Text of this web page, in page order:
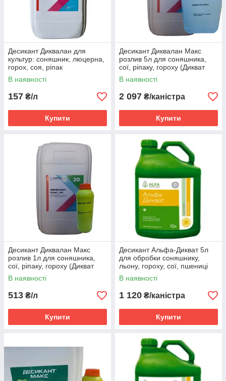
Десикант Диквалан для
культур: соняшник, люцерна,
горох, соя, ріпак
В наявності
157 ₴/л
Купити
Десикант Диквалан Макс
розлив 5л для соняшника,
сої, ріпаку, гороху (Дикват
дибромід, 374 г/л)
В наявності
2 097 ₴/каністра
Купити
Десикант Диквалан Макс
розлив 1л для соняшника,
сої, ріпаку, гороху (Дикват
дибромід, 374 г/л)
В наявності
513 ₴/л
Купити
Десикант Альфа-Дикват 5л
для обробки соняшнику,
льону, гороху, сої, пшениці
В наявності
1 120 ₴/каністра
Купити